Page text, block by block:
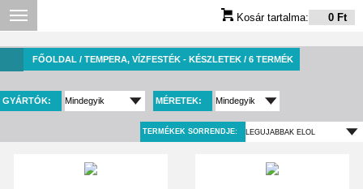
Kosár tartalma: 0 Ft
FŐOLDAL / TEMPERA, VÍZFESTÉK - KÉSZLETEK / 6 TERMÉK
GYÁRTÓK: MÉRETEK:
TERMÉKEK SORRENDJE: